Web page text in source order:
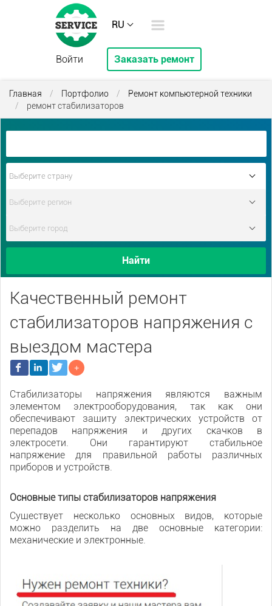
RU
Войти Заказать ремонт
Главная / Портфолио /
Ремонт компьютерной техники
/
ремонт стабилизаторов
Найти
Качественный ремонт
стабилизаторов напряжения с
выездом мастера
Стабилизаторы напряжения являются важным
элементом электрооборудования, так как они
обеспечивают защиту электрических устройств от
перепадов напряжения и других скачков в
электросети. Они гарантируют стабильное
напряжение для правильной работы различных
приборов и устройств.
Основные типы стабилизаторов напряжения
Существует несколько основных видов, которые
можно разделить на две основные категории:
механические и электронные.